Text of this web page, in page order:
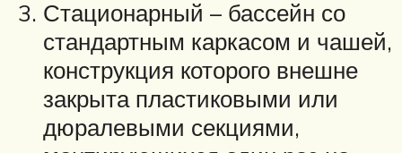
Стационарный – бассейн со
стандартным каркасом и чашей,
конструкция которого внешне
закрыта пластиковыми или
дюралевыми секциями,